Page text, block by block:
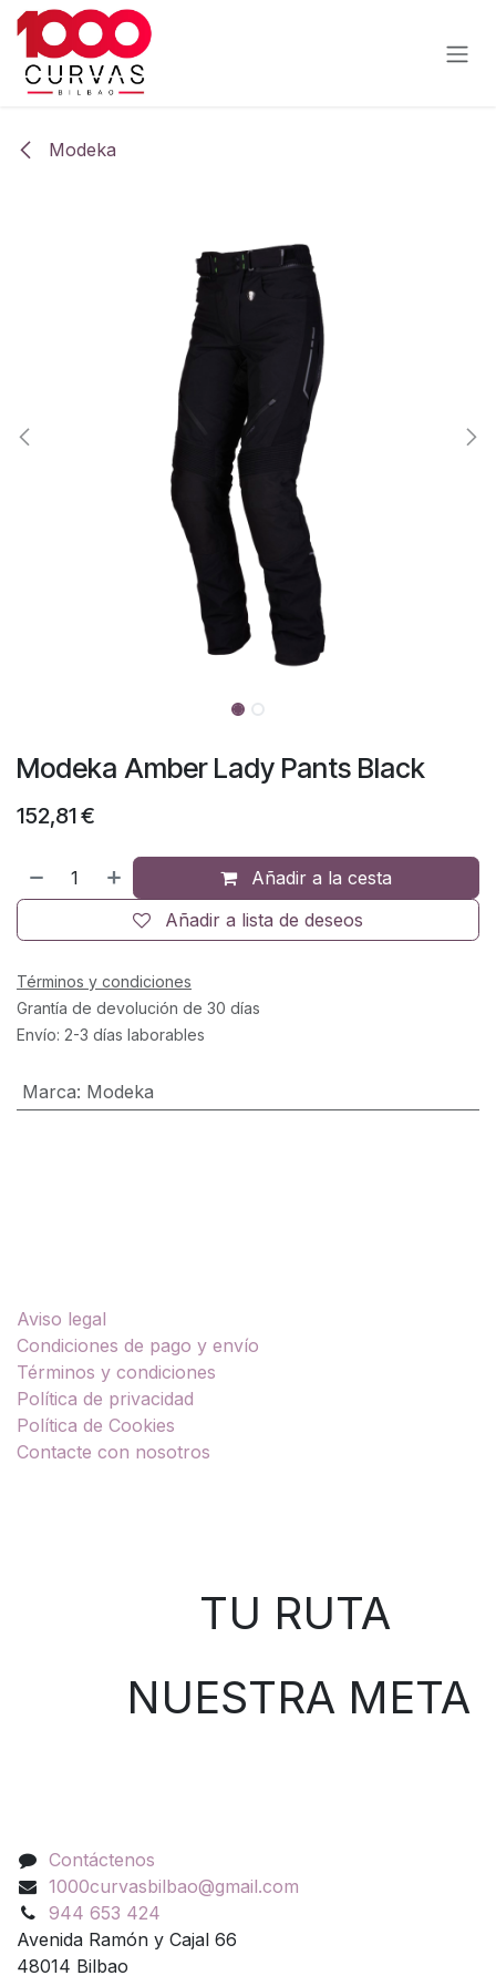
Ir al contenido
Modeka
Modeka Amber Lady Pants Black
152,81€
Añadir a la cesta
Añadir a lista de deseos
Términos y condiciones
Grantía de devolución de 30 días
Envío: 2-3 días laborables
Marca: Modeka
Aviso legal
Condiciones de pago y envío
Términos y condiciones
Política de privacidad
Política de Cookies
Contacte con nosotros
TU RUTA
NUESTRA META
Contáctenos
1000curvasbilbao@gmail.com
944 653 424
Avenida Ramón y Cajal 66
48014 Bilbao